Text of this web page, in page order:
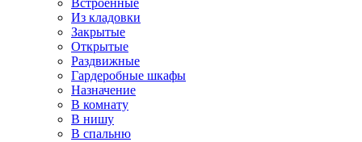
Встроенные
Из кладовки
Закрытые
Открытые
Раздвижные
Гардеробные шкафы
Назначение
В комнату
В нишу
В спальню